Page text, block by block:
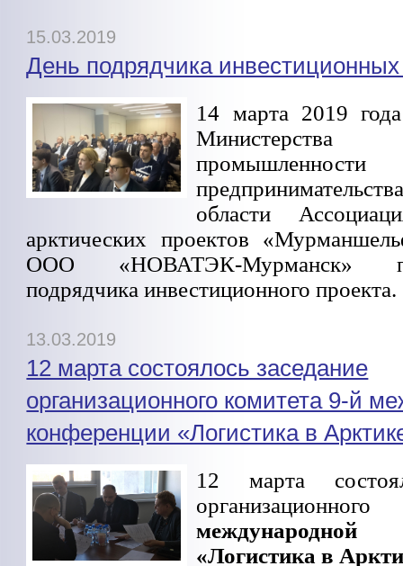
15.03.2019
День подрядчика инвестиционных
14 марта 2019
области
арктических проектов
ООО «НОВАТЭК-Мурманск»
подрядчика инвестиционного проекта.
13.03.2019
12 марта состоялось заседание
организационного комитета 9-й
конференции «Логистика в
12 марта
международной
«Логистика в